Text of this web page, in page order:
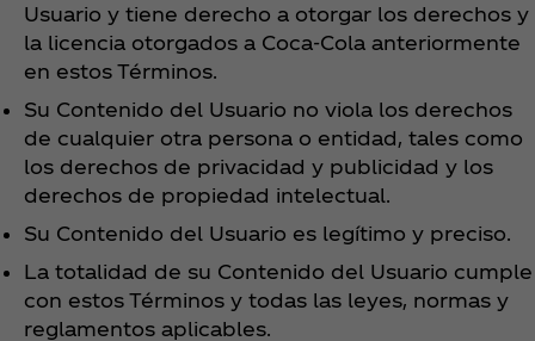
Usuario y tiene derecho a otorgar los derechos y
la licencia otorgados a Coca‑Cola anteriormente
en estos Términos.
Su Contenido del Usuario no viola los derechos
de cualquier otra persona o entidad, tales como
los derechos de privacidad y publicidad y los
derechos de propiedad intelectual.
Su Contenido del Usuario es legítimo y preciso.
La totalidad de su Contenido del Usuario cumple
con estos Términos y todas las leyes, normas y
reglamentos aplicables.